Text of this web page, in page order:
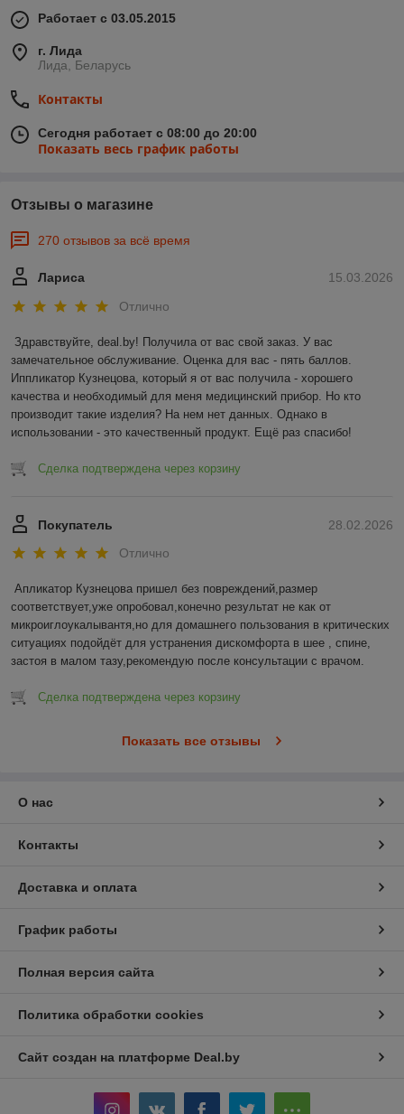
Работает с 03.05.2015
г. Лида
Лида, Беларусь
Контакты
Сегодня работает с 08:00 до 20:00
Показать весь график работы
Отзывы о магазине
270 отзывов за всё время
15.03.2026
Лариса
Отлично
Здравствуйте, deal.by! Получила от вас свой заказ. У вас
замечательное обслуживание. Оценка для вас - пять баллов.
Иппликатор Кузнецова, который я от вас получила - хорошего
качества и необходимый для меня медицинский прибор. Но кто
производит такие изделия? На нем нет данных. Однако в
использовании - это качественный продукт. Ещё раз спасибо!
Сделка подтверждена через корзину
28.02.2026
Покупатель
Отлично
Апликатор Кузнецова пришел без повреждений,размер
соответствует,уже опробовал,конечно результат не как от
микроиглоукалывантя,но для домашнего пользования в критических
ситуациях подойдёт для устранения дискомфорта в шее , спине,
застоя в малом тазу,рекомендую после консультации с врачом.
Сделка подтверждена через корзину
Показать все отзывы
О нас
Контакты
Доставка и оплата
График работы
Полная версия сайта
Политика обработки cookies
Сайт создан на платформе Deal.by